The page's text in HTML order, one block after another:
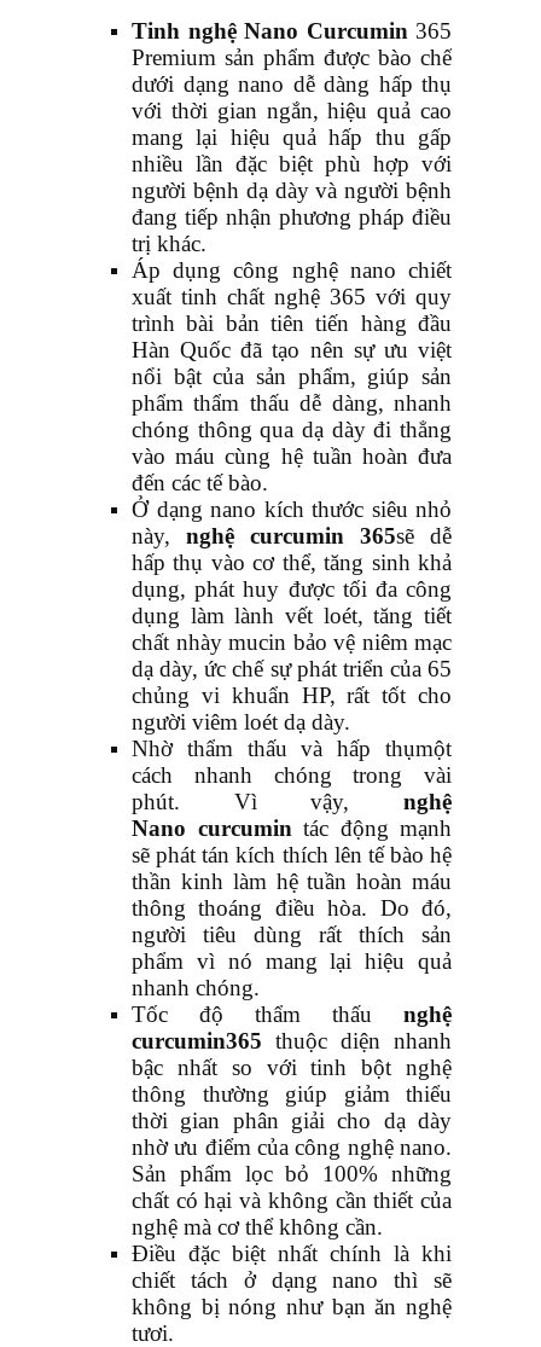
Tinh nghệ Nano Curcumin 365
Premium sản phẩm được bào chế
dưới dạng nano dễ dàng hấp thụ
với thời gian ngắn, hiệu quả cao
mang lại hiệu quả hấp thu gấp
nhiều lần đặc biệt phù hợp với
người bệnh dạ dày và người bệnh
đang tiếp nhận phương pháp điều
trị khác.
Áp dụng công nghệ nano chiết
xuất tinh chất nghệ 365 với quy
trình bài bản tiên tiến hàng đầu
Hàn Quốc đã tạo nên sự ưu việt
nổi bật của sản phẩm, giúp sản
phẩm thẩm thấu dễ dàng, nhanh
chóng thông qua dạ dày đi thẳng
vào máu cùng hệ tuần hoàn đưa
đến các tế bào.
Ở dạng nano kích thước siêu nhỏ
này, nghệ curcumin 365sẽ dễ
hấp thụ vào cơ thể, tăng sinh khả
dụng, phát huy được tối đa công
dụng làm lành vết loét, tăng tiết
chất nhày mucin bảo vệ niêm mạc
dạ dày, ức chế sự phát triển của 65
chủng vi khuẩn HP, rất tốt cho
người viêm loét dạ dày.
Nhờ thẩm thấu và hấp thụmột
cách nhanh chóng trong vài
phút. Vì vậy, nghệ
Nano curcumin tác động mạnh
sẽ phát tán kích thích lên tế bào hệ
thần kinh làm hệ tuần hoàn máu
thông thoáng điều hòa. Do đó,
người tiêu dùng rất thích sản
phẩm vì nó mang lại hiệu quả
nhanh chóng.
Tốc độ thẩm thấu nghệ
curcumin365 thuộc diện nhanh
bậc nhất so với tinh bột nghệ
thông thường giúp giảm thiểu
thời gian phân giải cho dạ dày
nhờ ưu điểm của công nghệ nano.
Sản phẩm lọc bỏ 100% những
chất có hại và không cần thiết của
nghệ mà cơ thể không cần.
Điều đặc biệt nhất chính là khi
chiết tách ở dạng nano thì sẽ
không bị nóng như bạn ăn nghệ
tươi.